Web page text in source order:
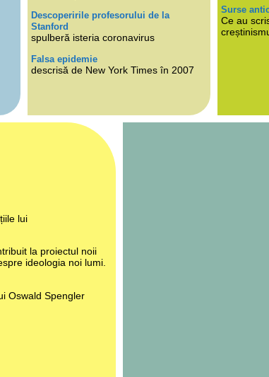
Descoperirile profesorului de la
Stanford
spulberă isteria coronavirus
Falsa epidemie
descrisă de New York Times în 2007
Surse
Ce au
lui
la proiectul noii
ideologia noi lumi.
Oswald Spengler